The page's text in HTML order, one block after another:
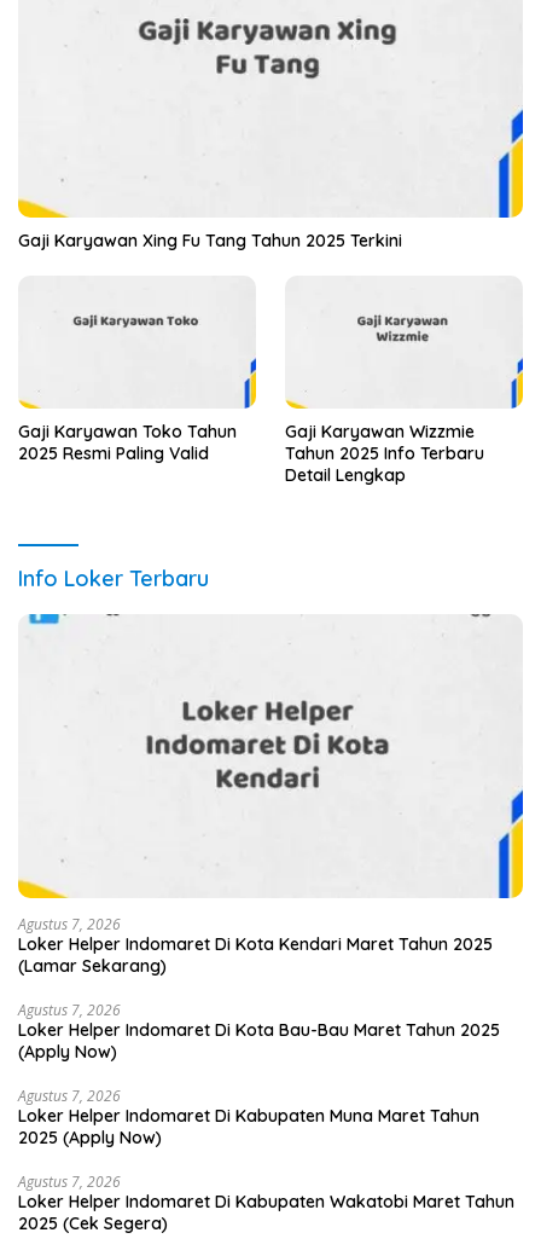
Gaji Karyawan Xing Fu Tang Tahun 2025 Terkini
Gaji Karyawan Toko Tahun
2025 Resmi Paling Valid
Gaji Karyawan Wizzmie
Tahun 2025 Info Terbaru
Detail Lengkap
Info Loker Terbaru
Agustus 7, 2026
Loker Helper Indomaret Di Kota Kendari Maret Tahun 2025
(Lamar Sekarang)
Agustus 7, 2026
Loker Helper Indomaret Di Kota Bau-Bau Maret Tahun 2025
(Apply Now)
Agustus 7, 2026
Loker Helper Indomaret Di Kabupaten Muna Maret Tahun
2025 (Apply Now)
Agustus 7, 2026
Loker Helper Indomaret Di Kabupaten Wakatobi Maret Tahun
2025 (Cek Segera)